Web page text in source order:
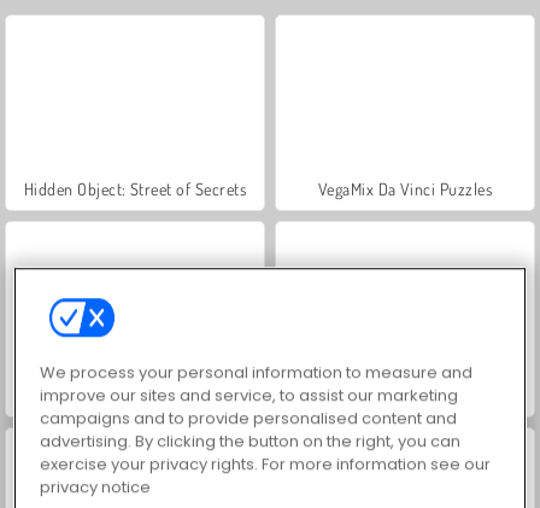
Hidden Object: Street of Secrets VegaMix Da Vinci Puzzles
Car Parking City Duel ASMR Makeover & Makeup Studio
We process your personal information to measure and
improve our sites and service, to assist our marketing
campaigns and to provide personalised content and
advertising. By clicking the button on the right, you can
exercise your privacy rights. For more information see our
privacy notice